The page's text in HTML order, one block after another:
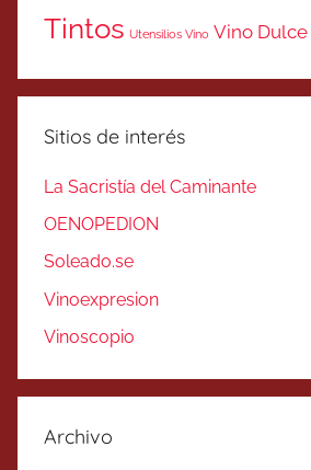
Tintos Utensilios Vino Vino Dulce
Sitios de interés
La Sacristía del Caminante
OENOPEDION
Soleado.se
Vinoexpresion
Vinoscopio
Archivo